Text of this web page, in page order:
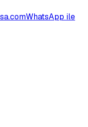
WhatsApp ile